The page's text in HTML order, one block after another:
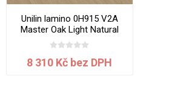
Unilin lamino 0H915 V2A
Master Oak Light Natural
2800 x 2070 x 19 mm
8 310 Kč bez DPH